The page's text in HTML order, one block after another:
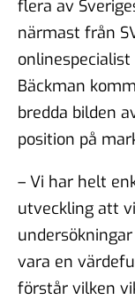
flera av
närmast från
Bäckman
bredda bilden
position på
– Vi har helt
utveckling att
vara en
förstår vilken